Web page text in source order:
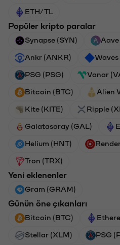
ETH/TL
Popüler kripto paralar
Synapse (SYN) Aave
Ankr (ANKR) Waves
PSG (PSG) Vanar
Bitcoin (BTC) Alien
Kite (KITE) Ripple
Galatasaray (GAL)
Helium (HNT)
Tron (TRX)
Yeni eklenenler
Gram (GRAM)
Günün öne çıkanları
Bitcoin (BTC)
Stellar (XLM) PSG